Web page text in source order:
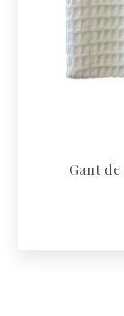
Gant